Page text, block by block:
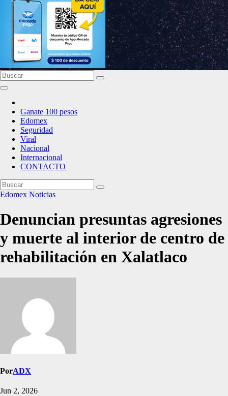
Ganate 100 pesos
Edomex
Seguridad
Viral
Nacional
Internacional
CONTACTO
Edomex Noticias
Denuncian presuntas agresiones
y muerte al interior de centro de
rehabilitación en Xalatlaco
PorADX
Jun 2, 2026